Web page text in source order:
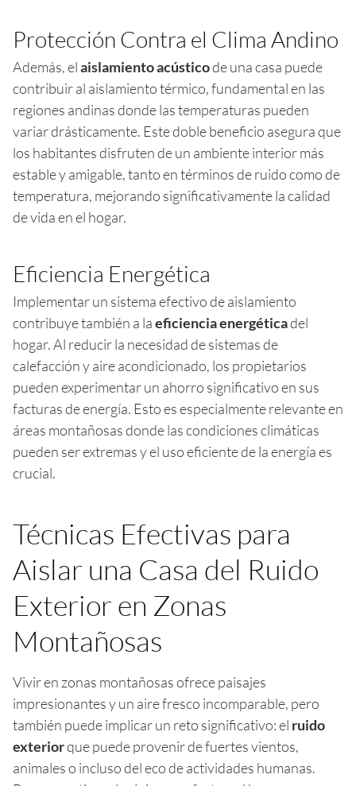
Protección Contra el Clima Andino
Además, elaislamiento acústicode una casa puede
contribuir al aislamiento térmico, fundamental en las
regiones andinas donde las temperaturas pueden
variar drásticamente. Este doble beneficio asegura que
los habitantes disfruten de un ambiente interior más
estable y amigable, tanto en términos de ruido como de
temperatura, mejorando significativamente la calidad
de vida en el hogar.
Eficiencia Energética
Implementar un sistema efectivo de aislamiento
contribuye también a laeficiencia energéticadel
hogar. Al reducir la necesidad de sistemas de
calefacción y aire acondicionado, los propietarios
pueden experimentar un ahorro significativo en sus
facturas de energía. Esto es especialmente relevante en
áreas montañosas donde las condiciones climáticas
pueden ser extremas y el uso eficiente de la energía es
crucial.
Técnicas Efectivas para
Aislar una Casa del Ruido
Exterior en Zonas
Montañosas
Vivir en zonas montañosas ofrece paisajes
impresionantes y un aire fresco incomparable, pero
también puede implicar un reto significativo: el ruido
exteriorque puede provenir de fuertes vientos,
animales o incluso del eco de actividades humanas.